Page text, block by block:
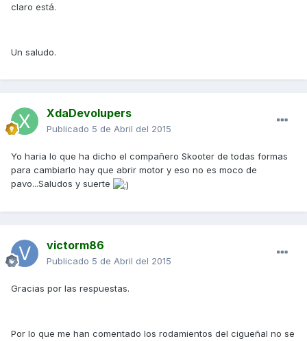
claro está.
Un saludo.
XdaDevolupers
Publicado 5 de Abril del 2015
Yo haria lo que ha dicho el compañero Skooter de todas formas
para cambiarlo hay que abrir motor y eso no es moco de
pavo...Saludos y suerte
victorm86
Publicado 5 de Abril del 2015
Gracias por las respuestas.
Por lo que me han comentado los rodamientos del cigueñal no se